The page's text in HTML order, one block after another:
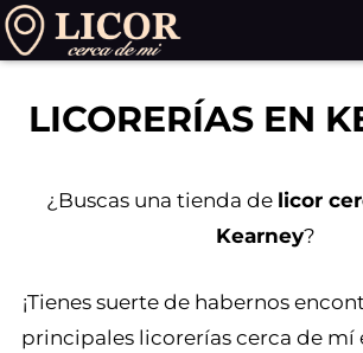
Saltar
al
LICORERÍAS EN
¿Buscas una tienda de licor
Kearney?
¡Tienes suerte de habernos
principales licorerías cerca de mí